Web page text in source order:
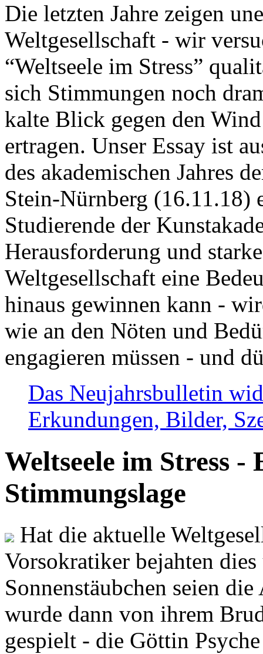
Die letzten Jahre zeigen
Weltgesellschaft - wir
“Weltseele im Stress”
sich Stimmungen noch
kalte Blick gegen den
ertragen. Unser Essay ist
des akademischen Jahres
Stein-Nürnberg (16.11.18)
Studierende der
Herausforderung und
Weltgesellschaft eine
hinaus gewinnen kann -
wie an den Nöten und
engagieren müssen - und
Das Neujahrsbulletin
Erkundungen, Bilder,
Weltseele im Stress -
Stimmungslage
Hat die aktuelle
Vorsokratiker bejahten
Sonnenstäubchen seien
wurde dann von ihrem
gespielt - die Göttin